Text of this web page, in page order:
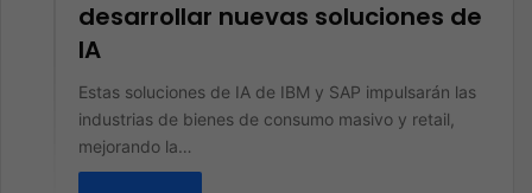
desarrollar nuevas soluciones de
IA
Estas soluciones de IA de IBM y SAP impulsarán las
industrias de bienes de consumo masivo y retail,
mejorando la…